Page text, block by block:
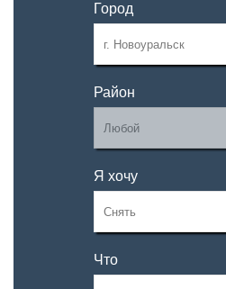
Город
Район
Я хочу
Что